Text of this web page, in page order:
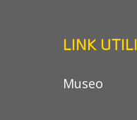
LINK UTILI
Museo